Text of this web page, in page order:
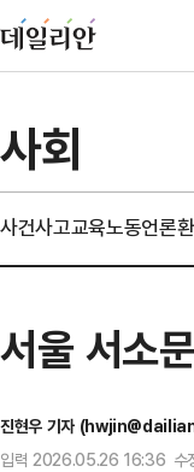
사회
사건사고교육노동언론
서울 서소
진현우 기자
입력 2026.05.26 16:36